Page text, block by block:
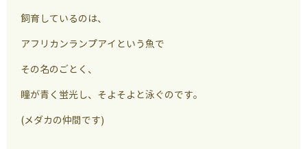
飼育しているのは、
アフリカンランプアイという魚で
その名のごとく、
瞳が青く蛍光し、そよそよと泳ぐのです。
(メダカの仲間です)